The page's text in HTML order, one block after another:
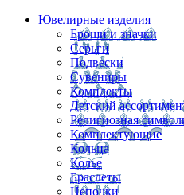
Ювелирные изделия
Броши и значки
Серьги
Подвески
Сувениры
Комплекты
Детский
Религиозная
Комплектующие
Кольца
Колье
Браслеты
Цепочки